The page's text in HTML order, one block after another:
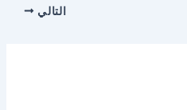
التالي